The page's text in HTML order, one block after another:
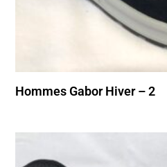
Hommes Gabor Hiver – 2